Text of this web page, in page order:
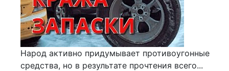
Народ активно придумывает противоугонные
средства, но в результате прочтения всего...